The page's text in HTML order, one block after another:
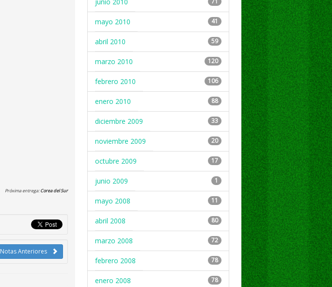
Próxima entrega:Corea del Sur
Notas Anteriores
mayo 2010 41
abril 2010 59
marzo 2010 120
febrero 2010 106
enero 2010 88
diciembre 2009 33
noviembre 2009 20
octubre 2009 17
junio 2009 1
mayo 2008 11
abril 2008 80
marzo 2008 72
febrero 2008 78
enero 2008 78